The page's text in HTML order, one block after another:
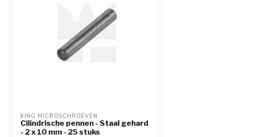
KING MICROSCHROEVEN
Cilindrische pennen - Staal gehard
- 2 x 10 mm - 25 stuks